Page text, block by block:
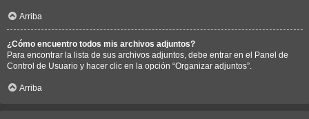
Arriba
¿Cómo encuentro todos mis archivos adjuntos?
Para encontrar la lista de sus archivos adjuntos, debe entrar en el Panel de
Control de Usuario y hacer clic en la opción “Organizar adjuntos”.
Arriba